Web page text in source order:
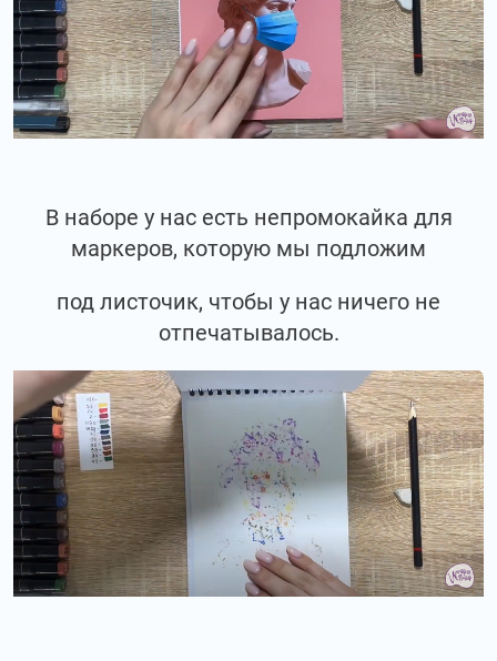
В наборе у нас есть непромокайка для
маркеров, которую мы подложим
под листочик, чтобы у нас ничего не
отпечатывалось.